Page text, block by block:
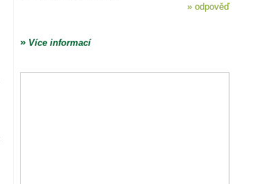
» odpověď
» Více informací